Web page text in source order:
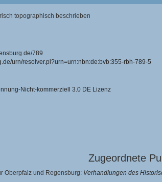
topographisch beschrieben
789
urn/resolver.pl?urn=urn:nbn:de:bvb:355-rbh-789-5
Nicht-kommerziell 3.0 DE Lizenz
Zugeordnete
Oberpfalz und Regensburg: Verhandlungen des